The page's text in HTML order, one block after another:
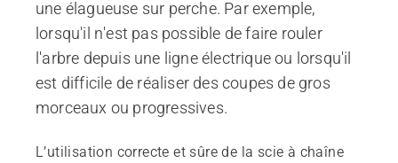
une élagueuse sur perche. Par exemple,
lorsqu'il n'est pas possible de faire rouler
l'arbre depuis une ligne électrique ou lorsqu'il
est difficile de réaliser des coupes de gros
morceaux ou progressives.
L’utilisation correcte et sûre de la scie à chaîne